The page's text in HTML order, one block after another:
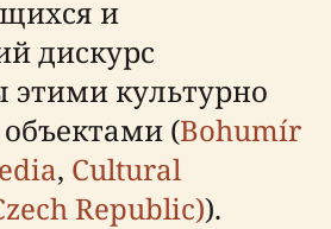
и
дискурс
этими культурно
(Bohumír
, Cultural
Republic)).